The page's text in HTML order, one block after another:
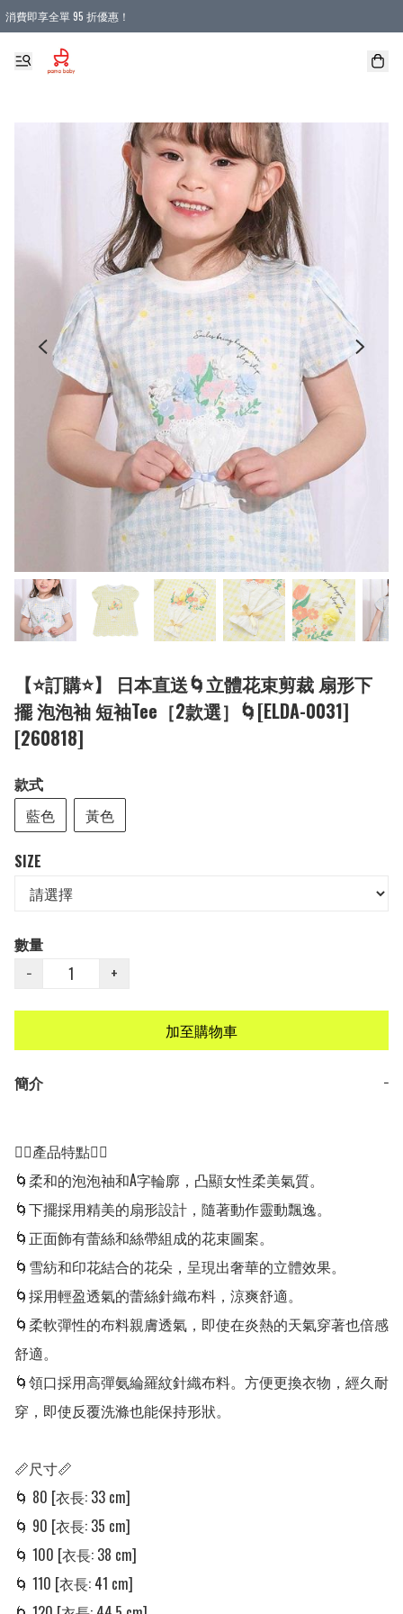
消費即享全單 95 折優惠！
購物滿 HKD 900.00即享免運費優惠！（適用於 本地送貨、本地取貨 )
【⭐訂購⭐】 日本直送🌀立體花束剪裁 扇形下
擺 泡泡袖 短袖Tee［2款選］🌀[ELDA-0031]
[260818]
款式
藍色
黃色
SIZE
數量
−
+
加至購物車
簡介 −
👍🏻產品特點👍🏻
🌀柔和的泡泡袖和A字輪廓，凸顯女性柔美氣質。
🌀下擺採用精美的扇形設計，隨著動作靈動飄逸。
🌀正面飾有蕾絲和絲帶組成的花束圖案。
🌀雪紡和印花結合的花朵，呈現出奢華的立體效果。
🌀採用輕盈透氣的蕾絲針織布料，涼爽舒適。
🌀柔軟彈性的布料親膚透氣，即使在炎熱的天氣穿著也倍感
舒適。
🌀領口採用高彈氨綸羅紋針織布料。方便更換衣物，經久耐
穿，即使反覆洗滌也能保持形狀。
📏尺寸📏
🌀 80 [衣長: 33 cm]
🌀 90 [衣長: 35 cm]
🌀 100 [衣長: 38 cm]
🌀 110 [衣長: 41 cm]